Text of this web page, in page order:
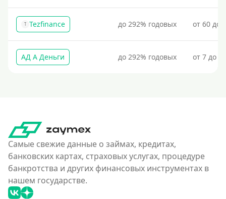
T Tezfinance до 292% годовых от 60 до
АД А Деньги до 292% годовых от 7 до
Самые свежие данные о займах, кредитах,
банковских картах, страховых услугах, процедуре
банкротства и других финансовых инструментах в
нашем государстве.